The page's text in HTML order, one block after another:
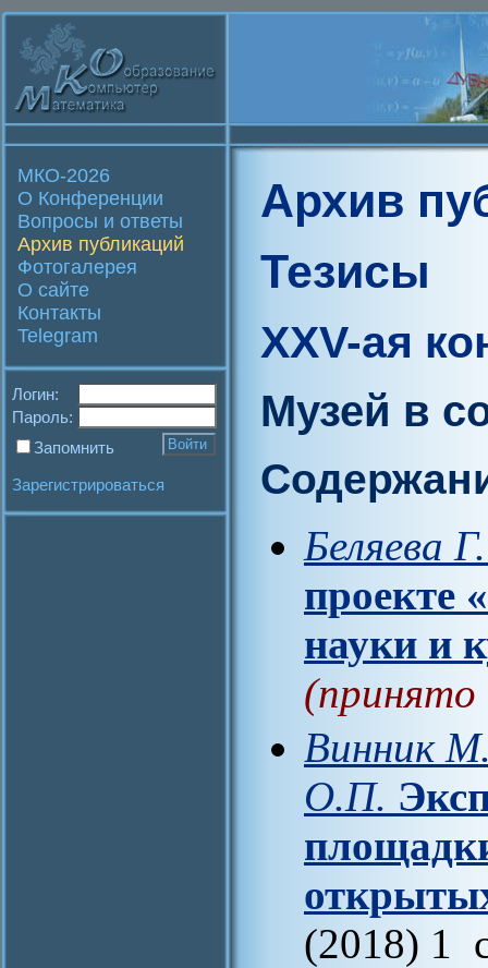
МКО-2026
О Конференции
Вопросы и ответы
Архив публикаций
Фотогалерея
О сайте
Контакты
Telegram
Логин:
Пароль:
Запомнить
Зарегистрироваться
Архив
Тезисы
XXV-ая
Музей в
Беляева
проекте
науки и
(принято
Винник
О.П.
(2018) 1